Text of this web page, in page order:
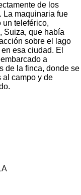
de los
La maquinaria fue
un teleférico,
Suiza, que había
sobre el lago
esa ciudad. El
a
de la finca, donde se
al campo y de